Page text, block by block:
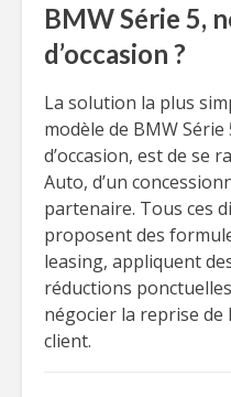
BMW Série 5,
d’occasion ?
La solution la plus
modèle de BMW
d’occasion, est de se
Auto, d’un
partenaire. Tous ces
proposent des
leasing, appliquent
réductions
négocier la reprise de
client.